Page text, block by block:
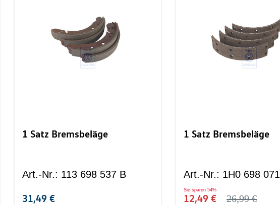
1 Satz Bremsbeläge
Art.-Nr.: 113 698 537 B
31,49 €
1 Satz Bremsbeläge
Art.-Nr.: 1H0 698 071
Sie sparen 54%
12,49 € 26,99 €